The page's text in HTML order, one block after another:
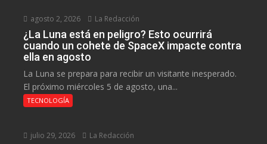
agosto 2, 2026 La Redacción
¿La Luna está en peligro? Esto ocurrirá
cuando un cohete de SpaceX impacte contra
ella en agosto
La Luna se prepara para recibir un visitante inesperado.
El próximo miércoles 5 de agosto, una...
TECNOLOGÍA
julio 29, 2026 La Redacción